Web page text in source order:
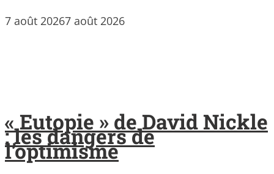
7 août 20267 août 2026
« Eutopie » de David Nickle
: les dangers de
l’optimisme